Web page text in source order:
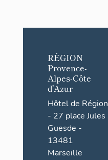
RÉGION
Provence-
Alpes-Côte
d'Azur
Hôtel de Région
- 27 place Jules
Guesde -
13481
Marseille